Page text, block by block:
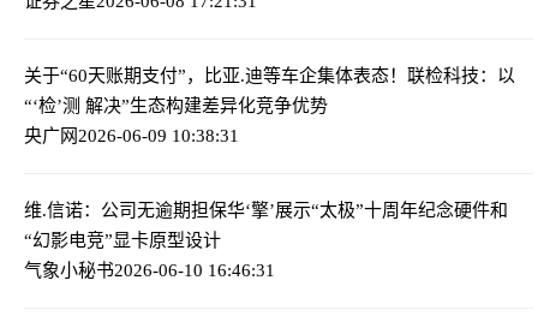
关于“60天账期支付”，比亚.迪等车企集体表态！ 联检科技：以
“‘检’测 解决”生态构建差异化竞争优势
央广网2026-06-09 10:38:31
维.信诺：公司无逾期担保华‘擎’展示“太极”十周年纪念硬件和
“幻影电竞”显卡原型设计
气象小秘书2026-06-10 16:46:31